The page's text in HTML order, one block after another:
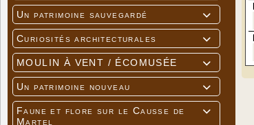

Un patrimoine sauvegardé

Curiosités architecturales

MOULIN À VENT / ÉCOMUSÉE

Un patrimoine nouveau

Faune et flore sur le Causse de
Martel